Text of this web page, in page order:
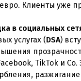
евро. Клиенты уже
в социальных
услугах (DSA)
TikTok и